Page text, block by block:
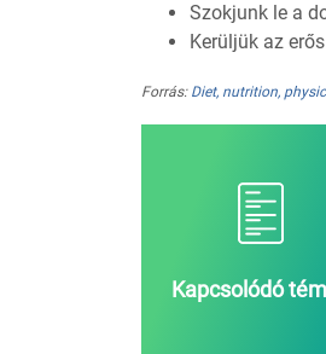
Szokjunk le a
Kerüljük az
Forrás: Diet, nutrition,
Kapcsolódó